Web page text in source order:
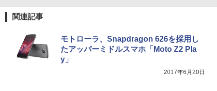
スーパーの裏でヤニ吸うふたり 9巻 (デジタル
関連記事
モトローラ、Snapdragon 626を採用し
たアッパーミドルスマホ「Moto Z2 Pla
y」
2017年6月20日